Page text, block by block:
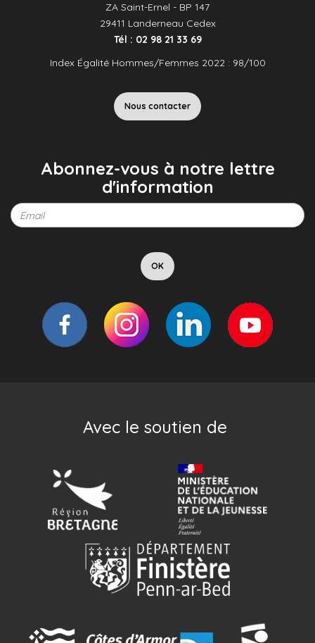
ZA Saint-Ernel - BP 147
29411 Landerneau Cedex
Tél : 02 98 21 33 69
Index Égalité Hommes/Femmes 2022 : 98/100
Nous contacter
Abonnez-vous à notre lettre
d'information
Avec le soutien de